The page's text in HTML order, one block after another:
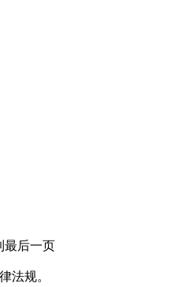
最后一页
法规。